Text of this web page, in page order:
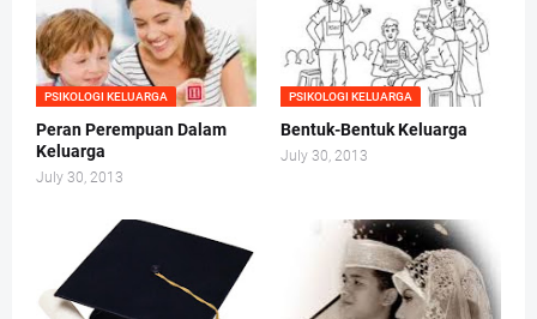
PSIKOLOGI KELUARGA
Peran Perempuan Dalam
Keluarga
July 30, 2013
PSIKOLOGI KELUARGA
Bentuk-Bentuk Keluarga
July 30, 2013